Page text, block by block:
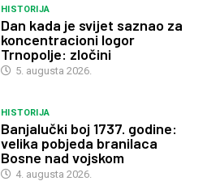
HISTORIJA
Dan kada je svijet saznao za
koncentracioni logor
Trnopolje: zločini
5. augusta 2026.
HISTORIJA
Banjalučki boj 1737. godine:
velika pobjeda branilaca
Bosne nad vojskom
4. augusta 2026.